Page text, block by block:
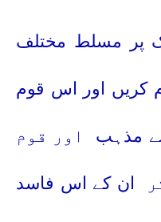
پر مسلط مختلف
کریں اور اس قوم
مذہب اور قوم
ان کے اس فاسد